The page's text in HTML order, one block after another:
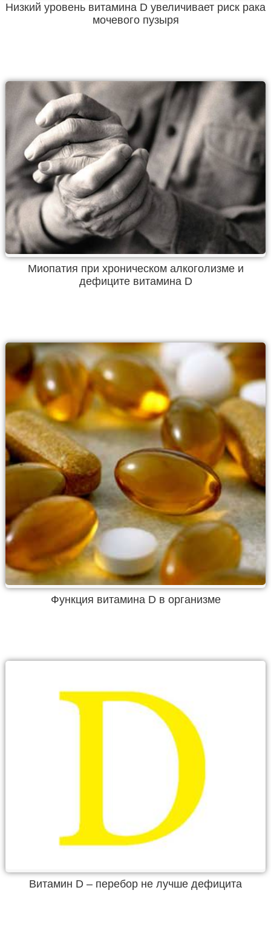
Низкий уровень витамина D увеличивает риск рака
мочевого пузыря
Миопатия при хроническом алкоголизме и
дефиците витамина D
Функция витамина D в организме
Витамин D – перебор не лучше дефицита